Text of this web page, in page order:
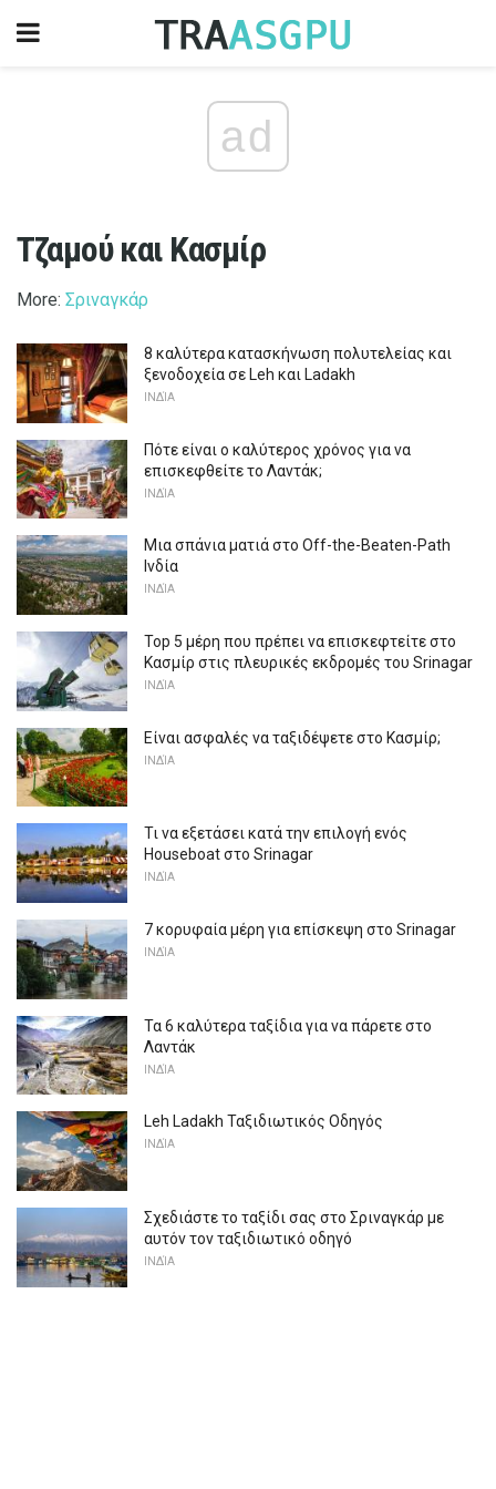
ad
Τζαμού και Κασμίρ
More: Σριναγκάρ
8 καλύτερα κατασκήνωση πολυτελείας και
ξενοδοχεία σε Leh και Ladakh
ΙΝΔΊΑ
Πότε είναι ο καλύτερος χρόνος για να
επισκεφθείτε το Λαντάκ;
ΙΝΔΊΑ
Μια σπάνια ματιά στο Off-the-Beaten-Path
Ινδία
ΙΝΔΊΑ
Top 5 μέρη που πρέπει να επισκεφτείτε στο
Κασμίρ στις πλευρικές εκδρομές του Srinagar
ΙΝΔΊΑ
Είναι ασφαλές να ταξιδέψετε στο Κασμίρ;
ΙΝΔΊΑ
Τι να εξετάσει κατά την επιλογή ενός
Houseboat στο Srinagar
ΙΝΔΊΑ
7 κορυφαία μέρη για επίσκεψη στο Srinagar
ΙΝΔΊΑ
Τα 6 καλύτερα ταξίδια για να πάρετε στο
Λαντάκ
ΙΝΔΊΑ
Leh Ladakh Ταξιδιωτικός Οδηγός
ΙΝΔΊΑ
Σχεδιάστε το ταξίδι σας στο Σριναγκάρ με
αυτόν τον ταξιδιωτικό οδηγό
ΙΝΔΊΑ